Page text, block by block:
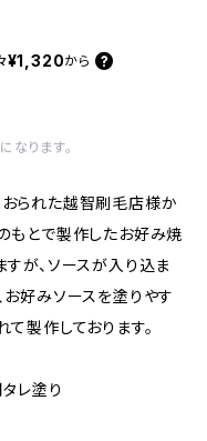
¥1,320から
ります。
られた越智刷毛店様か
もとで製作したお好み焼
が、ソースが入り込ま
好みソースを塗りやす
製作しております。
レ塗り